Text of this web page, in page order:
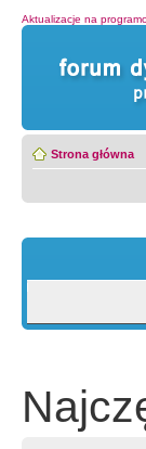
Aktualizacje na
Strona główna